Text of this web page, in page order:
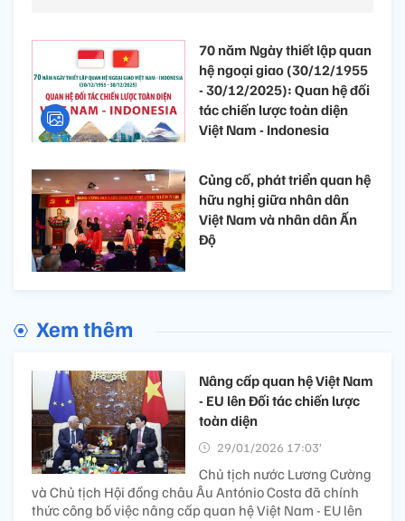
70 năm Ngày thiết lập quan
hệ ngoại giao (30/12/1955
- 30/12/2025): Quan hệ đối
tác chiến lược toàn diện
Việt Nam - Indonesia
Củng cố, phát triển quan hệ
hữu nghị giữa nhân dân
Việt Nam và nhân dân Ấn
Độ
Xem thêm
Nâng cấp quan hệ Việt Nam
- EU lên Đối tác chiến lược
toàn diện
29/01/2026 17:03’
Chủ tịch nước Lương Cường
và Chủ tịch Hội đồng châu Âu António Costa đã chính
thức công bố việc nâng cấp quan hệ Việt Nam - EU lên